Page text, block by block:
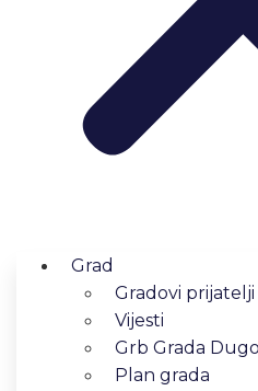
Grad
Gradovi prijatelji
Vijesti
Grb Grada
Plan grada